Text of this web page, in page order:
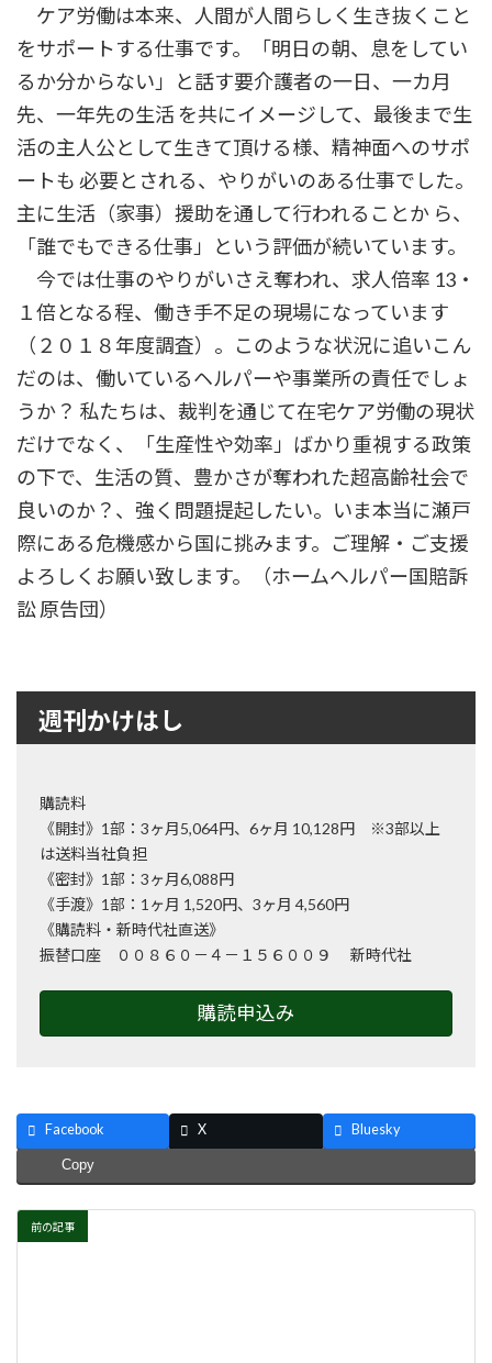
ケア労働は本来、人間が人間らしく生き抜くこと
をサポートする仕事です。「明日の朝、息をしてい
るか分からない」と話す要介護者の一日、一カ月
先、一年先の生活 を共にイメージして、最後まで生
活の主人公として生きて頂ける様、精神面へのサポ
ートも 必要とされる、やりがいのある仕事でした。
主に生活（家事）援助を通して行われることか ら、
「誰でもできる仕事」という評価が続いています。
今では仕事のやりがいさえ奪われ、求人倍率 13・
１倍となる程、働き手不足の現場になっています
（２０１８年度調査）。このような状況に追いこん
だのは、働いているヘルパーや事業所の責任でしょ
うか？ 私たちは、裁判を通じて在宅ケア労働の現状
だけでなく、「生産性や効率」ばかり重視する政策
の下で、生活の質、豊かさが奪われた超高齢社会で
良いのか？、強く問題提起したい。いま本当に瀬戸
際にある危機感から国に挑みます。ご理解・ご支援
よろしくお願い致します。（ホームヘルパー国賠訴
訟 原告団）
週刊かけはし
購読料
《開封》1部：3ヶ月5,064円、6ヶ月 10,128円 ※3部以上
は送料当社負担
《密封》1部：3ヶ月6,088円
《手渡》1部：1ヶ月 1,520円、3ヶ月 4,560円
《購読料・新時代社直送》
振替口座 ００８６０－４－１５６００９ 新時代社
購読申込み
Facebook X Bluesky
Copy
前の記事